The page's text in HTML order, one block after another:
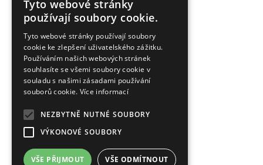
Tyto webové stránky
používají soubory cookie.
Tyto webové stránky používají soubory
cookie ke zlepšení uživatelského zážitku.
Používáním našich webových stránek
souhlasíte se všemi soubory cookie v
souladu s našimi zásadami používání
souborů cookie. Více informací
NEZBYTNĚ NUTNÉ SOUBORY
VÝKONOVÉ SOUBORY
VŠE PŘIJMOUT VŠE ODMÍTNOUT